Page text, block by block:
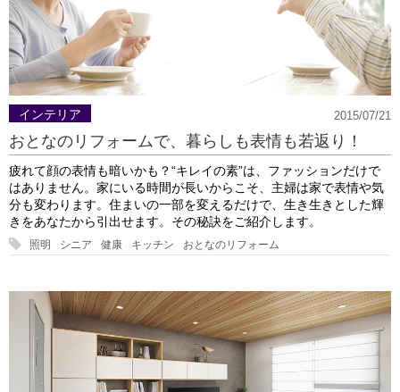
インテリア
おとなのリフォームで、暮らしも表情も若返り！
2015/07/21
疲れて顔の表情も暗いかも？“キレイの素”は、ファッションだけで
はありません。家にいる時間が長いからこそ、主婦は家で表情や気
分も変わります。住まいの一部を変えるだけで、生き生きとした輝
きをあなたから引出せます。その秘訣をご紹介します。
照明 シニア 健康 キッチン おとなのリフォーム